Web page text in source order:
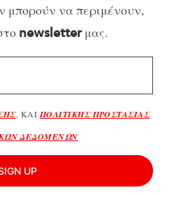
μπορούν να περιμένουν,
newsletterμας.
, ΚΑΙ ΠΟΛΙΤΙΚΗΣ ΠΡΟΣΤΑΣΙΑΣ
ΔΕΔΟΜΕΝΩΝ
UP